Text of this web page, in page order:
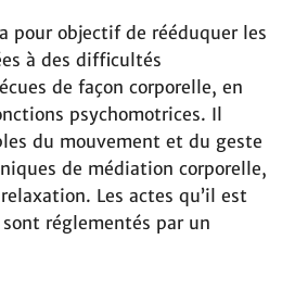
pour objectif de rééduquer les
à des difficultés
de façon corporelle, en
psychomotrices. Il
du mouvement et du geste
de médiation corporelle,
Les actes qu’il est
réglementés par un